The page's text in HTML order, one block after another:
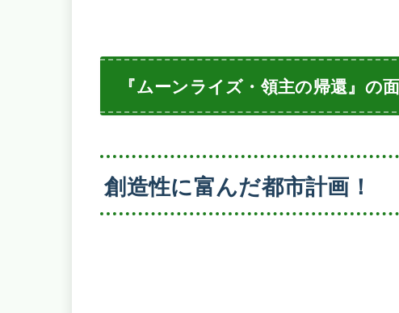
『ムーンライズ・領主の帰還』の
創造性に富んだ都市計画！